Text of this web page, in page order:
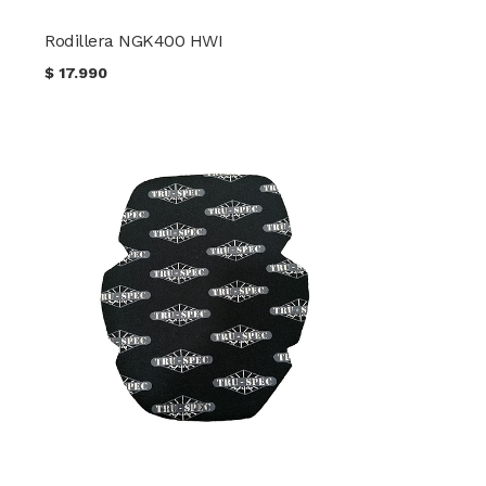
Rodillera NGK400 HWI
$17.990